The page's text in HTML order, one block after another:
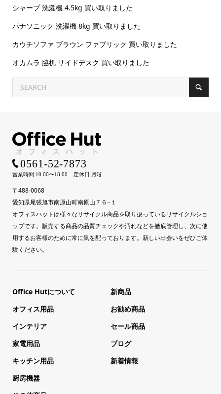
シャープ 洗濯機 4.5kg 買い取りました
パナソニック 洗濯機 8kg 買い取りました
カウチソファ ブラウン ファブリック 買い取りました
オカムラ 脇机 サイドデスク 買い取りました
〒488-0068
愛知県尾張旭市南原山町南原山７６−１
オフィスハットは様々なリサイクル商品を取り扱っているリサイクルショ
ップです。販売する商品の品質チェックや汚れなどを徹底管理し、次に使
用するお客様のために常に気を配っております。新しい出会いをぜひご体
験ください。
Office Hutについて
オフィス用品
インテリア
家電用品
キッチン用品
厨房機器
新商品
お勧め商品
セール商品
ブログ
新着情報